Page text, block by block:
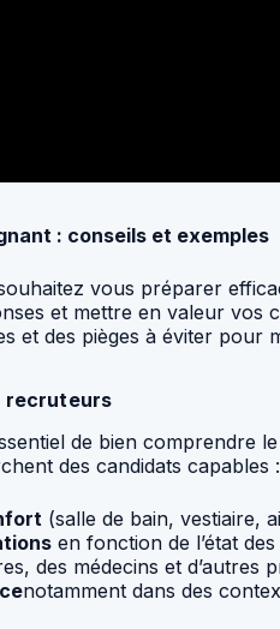
: conseils et exemples
vous préparer
et mettre en valeur vos
et des pièges à éviter pour
recruteurs
de bien comprendre
des candidats capables :
(salle de bain, vestiaire,
en fonction de l’état
des médecins et d’autres
notamment dans des